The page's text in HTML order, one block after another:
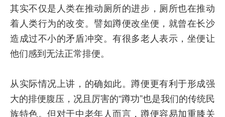
其实不仅是人类在推动厕所的进步，厕所也在推动
着人类行为的改变。譬如蹲便改坐便，就曾在长沙
造成过不小的矛盾冲突。有很多老人表示，坐便让
他们感到无法正常排便。
从实际情况上讲，的确如此。蹲便更有利于形成强
大的排便腹压，况且厉害的“蹲功”也是我们的传统民
族特色。但对于中老年人而言，蹲便容易加重膝关